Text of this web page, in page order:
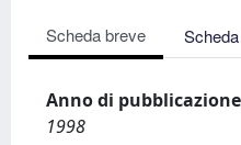
Scheda breve
Anno di
1998